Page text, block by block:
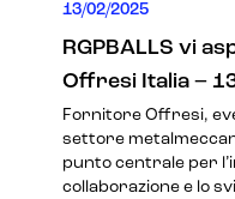
13/02/2025
RGPBALLS vi
Offresi Italia –
Fornitore Offresi,
settore
punto centrale per
collaborazione e lo